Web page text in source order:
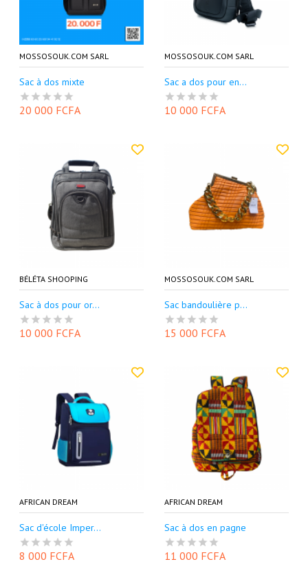
MOSSOSOUK.COM SARL
Sac à dos mixte
20 000 FCFA
MOSSOSOUK.COM SARL
Sac a dos pour en...
10 000 FCFA
BÉLÉTA SHOOPING
Sac à dos pour or...
10 000 FCFA
MOSSOSOUK.COM SARL
Sac bandoulière p...
15 000 FCFA
AFRICAN DREAM
Sac d'école Imper...
8 000 FCFA
AFRICAN DREAM
Sac à dos en pagne
11 000 FCFA